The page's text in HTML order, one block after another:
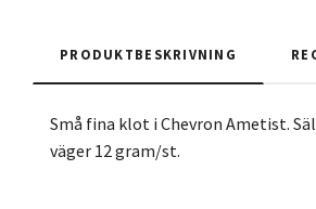
PRODUKTBESKRIVNING
Små fina klot i Chevron Ametist.
väger 12 gram/st.